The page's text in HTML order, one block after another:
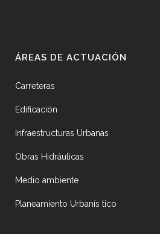
ÁREAS DE ACTUACIÓN
Carreteras
Edificación
Infraestructuras Urbanas
Obras Hidráulicas
Medio ambiente
Planeamiento Urbanís tico